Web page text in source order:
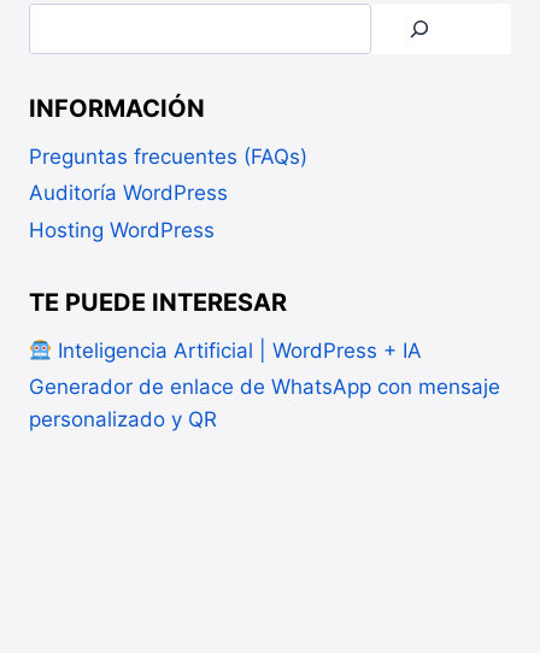
INFORMACIÓN
Preguntas frecuentes (FAQs)
Auditoría WordPress
Hosting WordPress
TE PUEDE INTERESAR
Inteligencia Artificial | WordPress + IA
Generador de enlace de WhatsApp con mensaje
personalizado y QR